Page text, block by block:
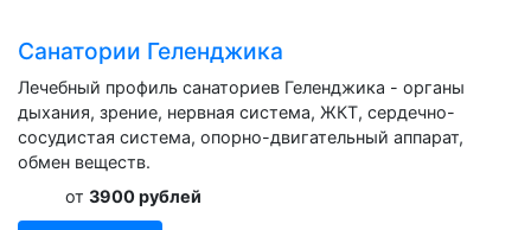
Санатории Геленджика
Лечебный профиль санаториев Геленджика - органы
дыхания, зрение, нервная система, ЖКТ, сердечно-
сосудистая система, опорно-двигательный аппарат,
обмен веществ.
от 3900 рублей